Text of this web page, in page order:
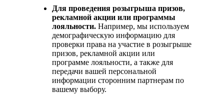
Для проведения розыгрыша призов,
рекламной акции или программы
лояльности. Например, мы используем
демографическую информацию для
проверки права на участие в розыгрыше
призов, рекламной акции или
программе лояльности, а также для
передачи вашей персональной
информации сторонним партнерам по
вашему выбору.